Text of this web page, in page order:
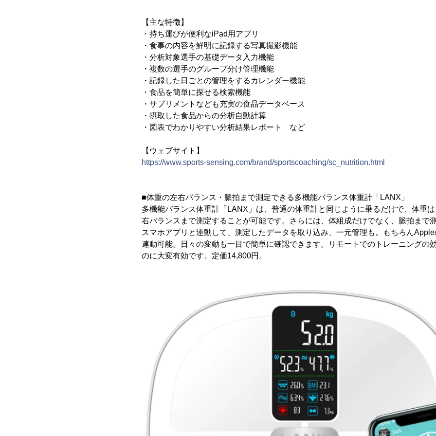
【主な特徴】
・持ち運びが便利なiPad用アプリ
・食事の内容を鮮明に記録する写真撮影機能
・分析対象選手の基礎データ入力機能
・複数の選手のグループ分け管理機能
・記録した日ごとの管理をするカレンダー機能
・食品を簡単に探せる検索機能
・サプリメントなども充実の食品データベース
・摂取した食品からの分析自動計算
・図表でわかりやすい分析結果レポート など
【ウェブサイト】
https://www.sports-sensing.com/brand/sportscoaching/sc_nutrition.html
■体重の左右バランス・脈拍まで測定できる多機能バランス体重計「LANX」
多機能バランス体重計「LANX」は、普通の体重計と同じように乗るだけで、体重
右バランスまで測定することが可能です。さらには、体組成だけでなく、脈拍まで
スマホアプリと連動して、測定したデータを取り込み、一元管理も。もちろん
連動可能。日々の変動も一目で簡単に確認できます。リモートでのトレーニングの
のに大変有効です。定価14,800円。